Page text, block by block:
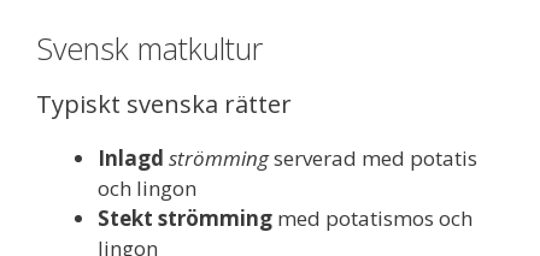
Svensk matkultur
Typiskt svenska rätter
Inlagd strömmingserverad med potatis
och lingon
Stekt strömming med potatismos och
lingon